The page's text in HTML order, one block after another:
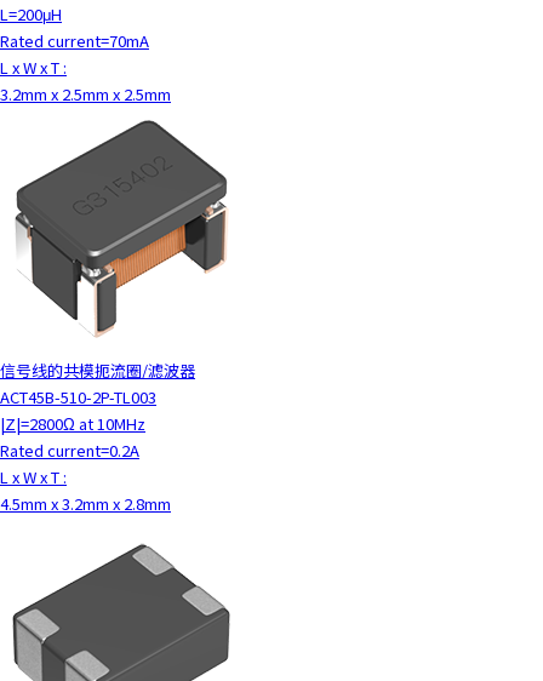
L=200μH
Rated current=70mA
L x W x T :
3.2mm x 2.5mm x 2.5mm
信号线的共模扼流圈/滤波器
ACT45B-510-2P-TL003
|Z|=2800Ω at 10MHz
Rated current=0.2A
L x W x T :
4.5mm x 3.2mm x 2.8mm